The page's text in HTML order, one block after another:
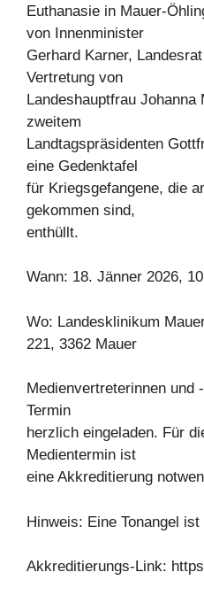
Euthanasie in Mauer-
von Innenminister
Gerhard Karner,
Vertretung von
Landeshauptfrau
zweitem
Landtagspräsidenten
eine Gedenktafel
für Kriegsgefangene, die
gekommen sind,
enthüllt.
Wann: 18. Jänner 2026,
Wo: Landesklinikum
221, 3362 Mauer
Medienvertreterinnen und
Termin
herzlich eingeladen. Für
Medientermin ist
eine Akkreditierung
Hinweis: Eine Tonangel
Akkreditierungs-Link: